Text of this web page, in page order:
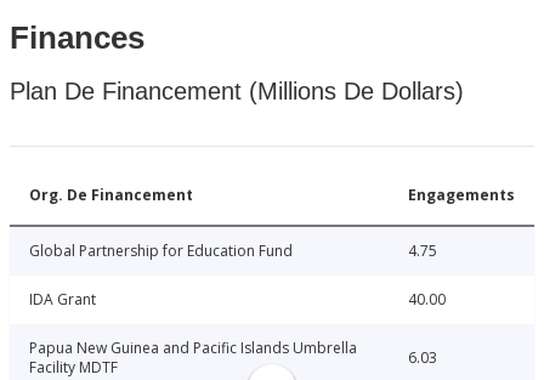
Finances
Plan De Financement (Millions De Dollars)
Org. De Financement Engagements
Global Partnership for Education Fund 4.75
IDA Grant 40.00
Papua New Guinea and Pacific Islands Umbrella
Facility MDTF
6.03